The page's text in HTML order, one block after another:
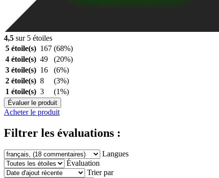
4,5 sur 5 étoiles
5 étoile(s) 167 (68%)
4 étoile(s) 49
(20%)
3 étoile(s) 16
(6%)
2 étoile(s) 8
(3%)
1 étoile(s) 3 (1%)
Évaluer le produit
Acheter le produit
Filtrer les évaluations :
Langues
Évaluation
Trier par